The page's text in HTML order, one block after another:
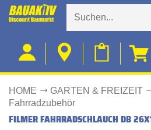
HOME GARTEN & FREIZEIT
Fahrradzubehör
FILMER FAHRRADSCHLAUCH DB